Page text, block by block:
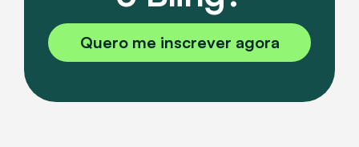
Quero me inscrever agora